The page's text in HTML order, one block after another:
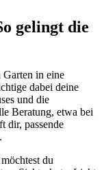
gelingt die
in eine
dabei deine
und die
Beratung, etwa bei
dir, passende
du